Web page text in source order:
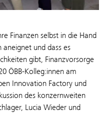
Finanzen selbst in die Hand
und dass es
gibt, Finanzvorsorge
ÖBB-Kolleg:innen am
Innovation Factory und
des konzernweiten
Lucia Wieder und